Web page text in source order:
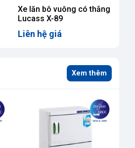
Xe lăn bô vuông có thắng
Lucass X-89
Liên hệ giá
Xem thêm